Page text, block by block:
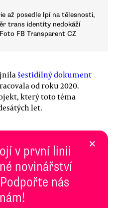
až posedle lpí na tělesnosti,
trans identity nedokáží
FB Transparent CZ
šestidílný dokument
od roku 2020.
který toto téma
let.
v první linii
novinářství
nás
×